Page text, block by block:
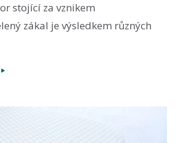
stojící za vznikem
zákal je výsledkem různých